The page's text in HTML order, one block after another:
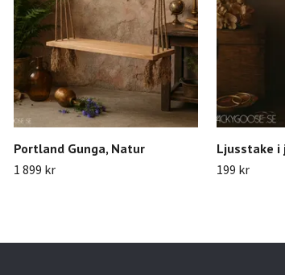
Portland Gunga, Natur
1 899 kr
Ljusstake i
199 kr